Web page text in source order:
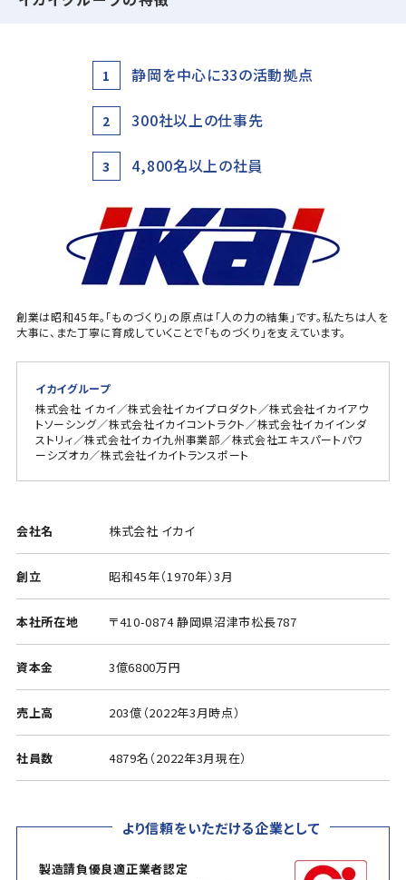
1 静岡を中心に33の活動拠点
2 300社以上の仕事先
3 4,800名以上の社員
創業は昭和45年。「ものづくり」の原点は「人の力の結集」です。私たちは人を
大事に、また丁寧に育成していくことで「ものづくり」を支えています。
イカイグループ
株式会社 イカイ／株式会社イカイプロダクト／株式会社イカイアウ
トソーシング／株式会社イカイコントラクト／株式会社イカイインダ
ストリィ／株式会社イカイ九州事業部／株式会社エキスパートパワ
ーシズオカ／株式会社イカイトランスポート
会社名 株式会社 イカイ
創立 昭和45年（1970年）3月
本社所在地 〒410-0874 静岡県沼津市松長787
資本金 3億6800万円
売上高 203億（2022年3月時点）
社員数 4879名（2022年3月現在）
より信頼をいただける企業として
製造請負優良適正業者認定